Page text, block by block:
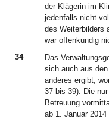
der Klägerin im
jedenfalls nicht
des Weiterbilders
war offenkundig
34
Das
sich auch aus
anderes ergibt,
37 bis 39). Die
Betreuung
ab 1. Januar